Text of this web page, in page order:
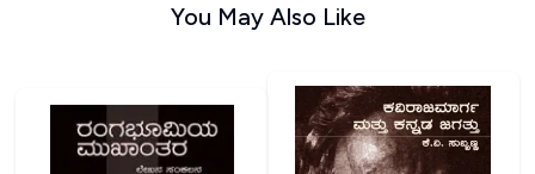
You May Also Like